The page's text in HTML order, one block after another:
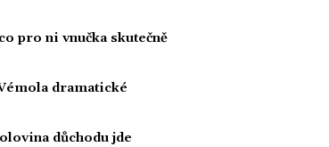
pro ni vnučka skutečně
dramatické
důchodu jde